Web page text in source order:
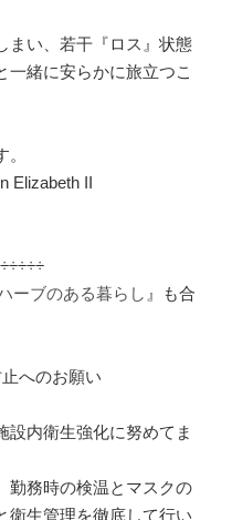
まい、若干『ロス』状態
一緒に安らかに旅立つこ
Elizabeth II
ーブのある暮らし 』も合
へのお願い
設内衛生強化に努めてま
勤務時の検温とマスクの
衛生管理を徹底して行い